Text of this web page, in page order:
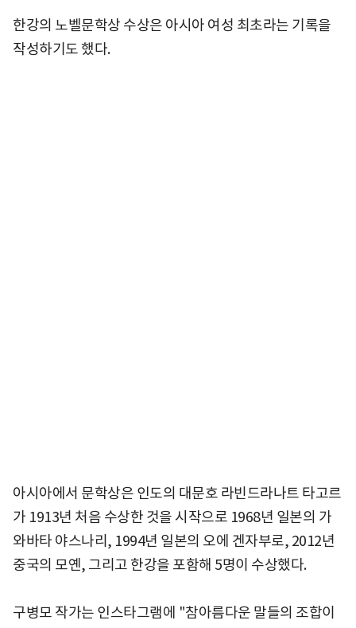
한강의 노벨문학상 수상은 아시아 여성 최초라는 기록을
작성하기도 했다.
아시아에서 문학상은 인도의 대문호 라빈드라나트 타고르
가 1913년 처음 수상한 것을 시작으로 1968년 일본의 가
와바타 야스나리, 1994년 일본의 오에 겐자부로, 2012년
중국의 모옌, 그리고 한강을 포함해 5명이 수상했다.
구병모 작가는 인스타그램에 "참아름다운 말들의 조합이